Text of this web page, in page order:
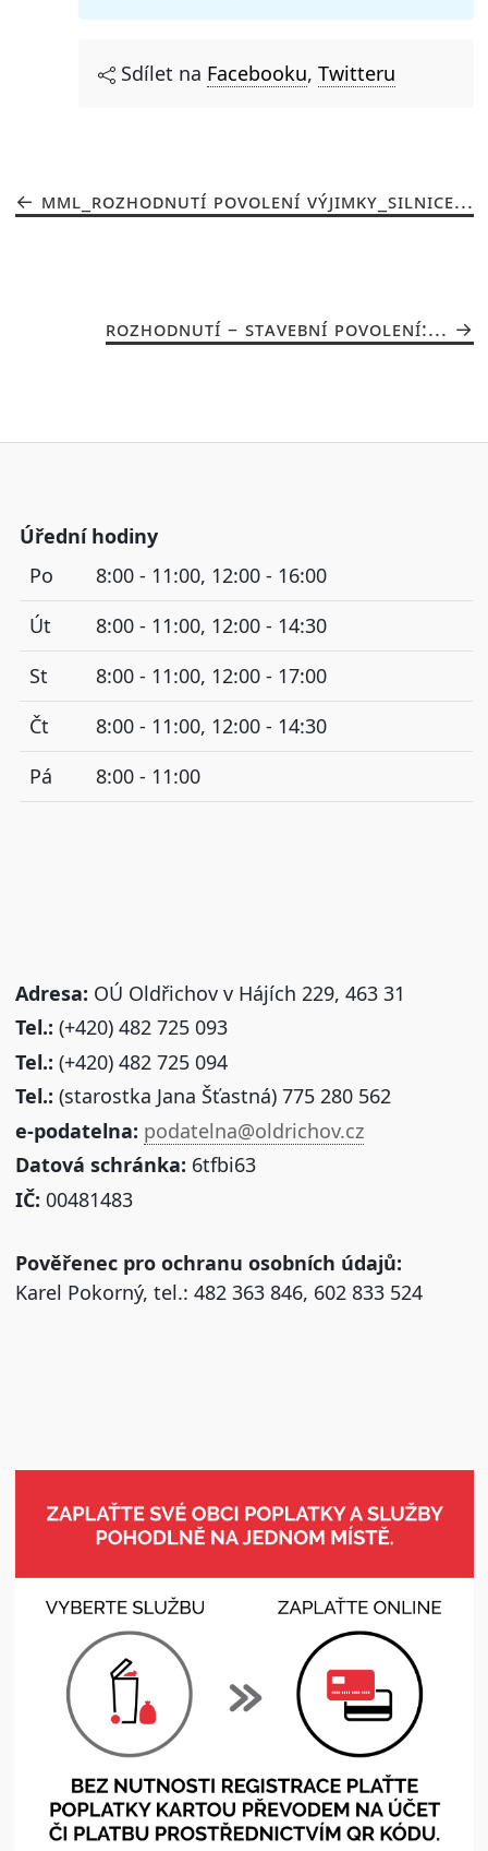
Sdílet na Facebooku, Twitteru
MML_ROZHODNUTÍ POVOLENÍ VÝJIMKY_SILNICE...
ROZHODNUTÍ – STAVEBNÍ POVOLENÍ:...
Úřední hodiny
Po
8:00 - 11:00, 12:00 - 16:00
Út
8:00 - 11:00, 12:00 - 14:30
St
8:00 - 11:00, 12:00 - 17:00
Čt
8:00 - 11:00, 12:00 - 14:30
Pá
8:00 - 11:00
Adresa: OÚ Oldřichov v Hájích 229, 463 31
Tel.: (+420) 482 725 093
Tel.: (+420) 482 725 094
Tel.: (starostka Jana Šťastná) 775 280 562
e-podatelna: podatelna@oldrichov.cz
Datová schránka: 6tfbi63
IČ: 00481483
Pověřenec pro ochranu osobních údajů:
Karel Pokorný, tel.: 482 363 846, 602 833 524